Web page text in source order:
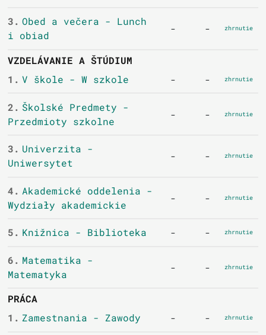
3. Obed a večera - Lunch
i obiad
- - zhrnutie
VZDELÁVANIE A ŠTÚDIUM
1. V škole - W szkole - - zhrnutie
2. Školské Predmety -
Przedmioty szkolne
- - zhrnutie
3. Univerzita -
Uniwersytet
- - zhrnutie
4. Akademické oddelenia -
Wydziały akademickie
- - zhrnutie
5. Knižnica - Biblioteka - - zhrnutie
6. Matematika -
Matematyka
- - zhrnutie
PRÁCA
1. Zamestnania - Zawody - - zhrnutie